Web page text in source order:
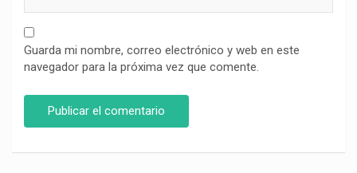
Guarda mi nombre, correo electrónico y web en este
navegador para la próxima vez que comente.